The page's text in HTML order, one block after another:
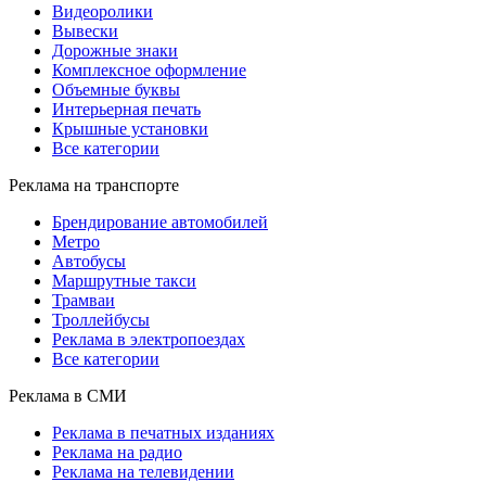
Видеоролики
Вывески
Дорожные знаки
Комплексное оформление
Объемные буквы
Интерьерная печать
Крышные установки
Все категории
Реклама на транспорте
Брендирование автомобилей
Метро
Автобусы
Маршрутные такси
Трамваи
Троллейбусы
Реклама в электропоездах
Все категории
Реклама в СМИ
Реклама в печатных изданиях
Реклама на радио
Реклама на телевидении